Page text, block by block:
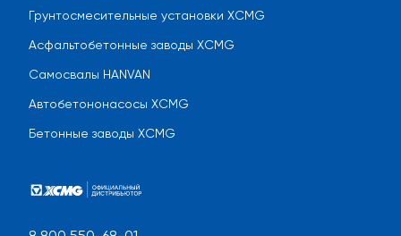
Грунтосмесительные установки XCMG
Асфальтобетонные заводы XCMG
Самосвалы HANVAN
Автобетононасосы XCMG
Бетонные заводы XCMG